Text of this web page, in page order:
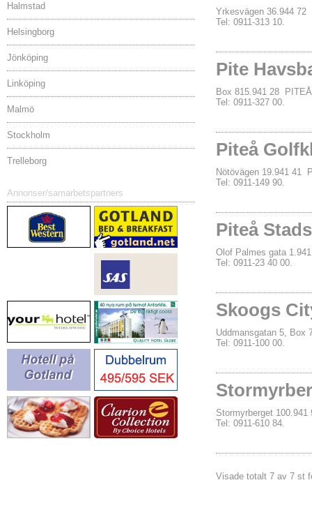
Halmstad
Helsingborg
Jönköping
Linköping
Malmö
Stockholm
Trelleborg
Annonser/samarbetspartners
Yrkesvägen 36.944 72
Tel: 0911-313 10.
Pite
Box 815.941 28 PITEÅ
Tel: 0911-327 00.
Piteå
Nötövägen 19.941 41
Tel: 0911-149 90.
Piteå
Olof Palmes gata
Tel: 0911-23 40 00.
Skoogs
Uddmansgatan 5, Box
Tel: 0911-100 00.
Stormyrberget
Tel: 0911-610 84.
Visade totalt 7 av 7 st